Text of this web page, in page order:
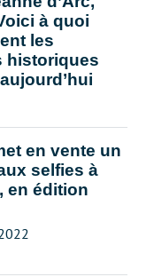
à quoi
les
historiques
en vente un
selfies à
en édition